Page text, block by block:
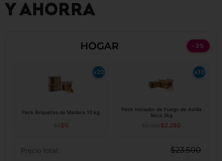
Y AHORRA
HOGAR -3%
x20
Pack Briquetas de Madera 10 kg
$0
x10
Pack Iniciador de Fuego de Astilla
Seca 3kg
$2.280
Precio total: $23.500